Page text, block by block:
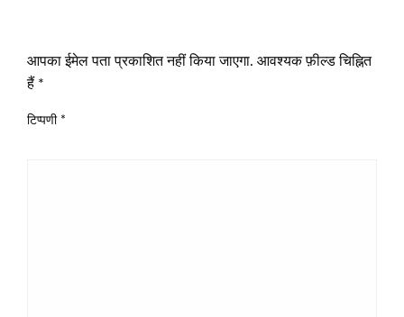
आपका ईमेल पता प्रकाशित नहीं किया जाएगा. आवश्यक फ़ील्ड चिह्नित
हैं *
टिप्पणी *